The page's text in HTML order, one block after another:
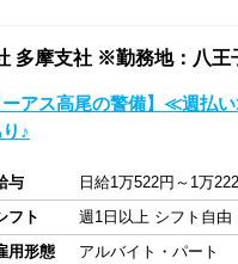
多摩支社 ※勤務地：八
ーアス高尾の警備】≪週払
♪
与
日給1万522円～1万
フト
週1日以上 シフト自由
用形態
アルバイト・パート